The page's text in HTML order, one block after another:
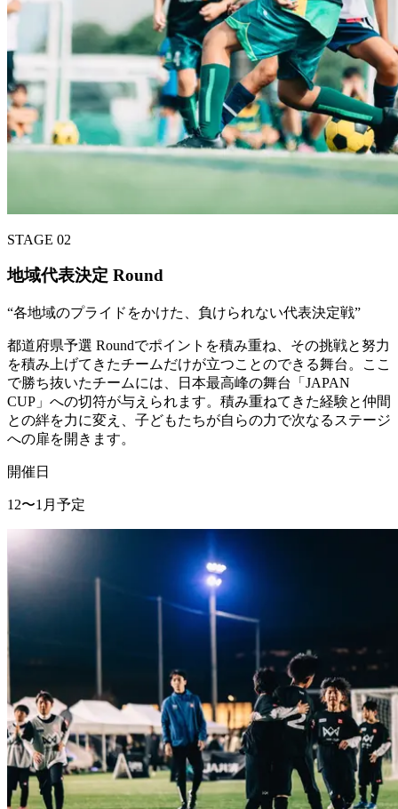
STAGE 02
地域代表決定 Round
“各地域のプライドをかけた、負けられない代表決定戦”
都道府県予選 Roundでポイントを積み重ね、その挑戦と努力
を積み上げてきたチームだけが立つことのできる舞台。ここ
で勝ち抜いたチームには、日本最高峰の舞台「JAPAN
CUP」への切符が与えられます。積み重ねてきた経験と仲間
との絆を力に変え、子どもたちが自らの力で次なるステージ
への扉を開きます。
開催日
12〜1月予定